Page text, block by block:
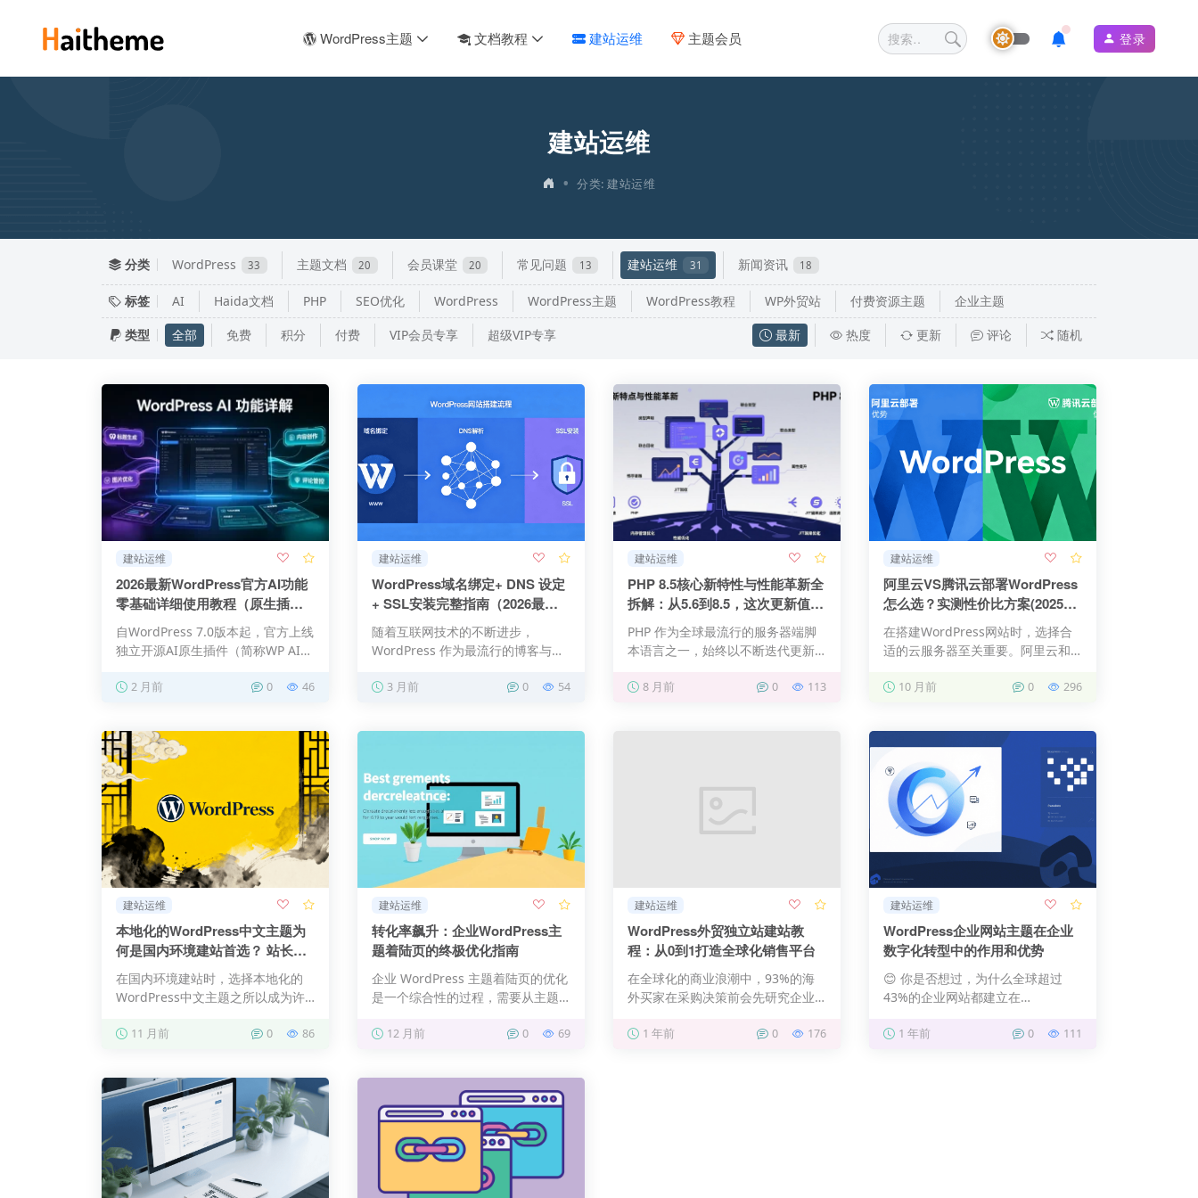
WordPress主题 文档教程 建站运维 主题会员 登录
建站运维
• 分类: 建站运维
分类 WordPress 33 主题文档 20 会员课堂 20 常见问题 13 建站运维 31 新闻资讯 18
标签 AI Haida文档 PHP SEO优化 WordPress WordPress主题 WordPress教程 WP外贸站 付费资源主题
企业主题
类型
全部 免费 积分 付费 VIP会员专享 超级VIP专享 最新 热度 更新 评论 随机
建站运维
2026最新WordPress官方AI功能
零基础详细使用教程（原生插件
版）
自WordPress 7.0版本起，官方上线
独立开源AI原生插件（简称WP AI插
2 月前 0 46
建站运维
WordPress域名绑定+ DNS 设定
+ SSL安装完整指南（2026最
新）
随着互联网技术的不断进步，
WordPress 作为最流行的博客与网
3 月前 0 54
建站运维
PHP 8.5核心新特性与性能革新全
拆解：从5.6到8.5，这次更新值了
10年
PHP 作为全球最流行的服务器端脚
本语言之一，始终以不断迭代更新
8 月前 0 113
建站运维
阿里云VS腾讯云部署WordPress
怎么选？实测性价比方案(2025最
新)
在搭建WordPress网站时，选择合
适的云服务器至关重要。阿里云和
10 月前 0 296
建站运维
本地化的WordPress中文主题为
何是国内环境建站首选？ 站长和
中小企业必读🔥
在国内环境建站时，选择本地化的
WordPress中文主题之所以成为许
11 月前 0 86
建站运维
转化率飙升：企业WordPress主
题着陆页的终极优化指南
企业 WordPress 主题着陆页的优化
是一个综合性的过程，需要从主题
12 月前 0 69
建站运维
WordPress外贸独立站建站教
程：从0到1打造全球化销售平台
在全球化的商业浪潮中，93%的海
外买家在采购决策前会先研究企业
1 年前 0 176
建站运维
WordPress企业网站主题在企业
数字化转型中的作用和优势
😊 你是否想过，为什么全球超过
43%的企业网站都建立在
1 年前 0 111